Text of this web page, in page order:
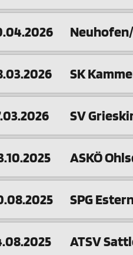
SK
SV
ASKÖ
SPG
ATSV